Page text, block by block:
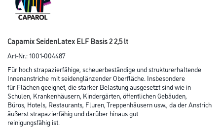
Capamix SeidenLatex ELF Basis 2 2,5 lt
Art-Nr.:1001-004487
Für hoch strapazierfähige, scheuerbeständige und strukturerhaltende
Innenanstriche mit seidenglänzender Oberfläche. Insbesondere
für Flächen geeignet, die starker Belastung ausgesetzt sind wie in
Schulen, Krankenhäusern, Kindergärten, öffentlichen Gebäuden,
Büros, Hotels, Restaurants, Fluren, Treppenhäusern usw., da der Anstrich
äußerst strapazierfähig und darüber hinaus gut
reinigungsfähig ist.